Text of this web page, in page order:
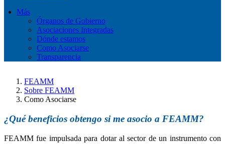
Más
Órganos de Gobierno
Asociaciones Integradas
Dónde estamos
Como Asociarse
Transparencia
FEAMM
Sobre FEAMM
Como Asociarse
¿Qué beneficios obtengo si me asocio a FEAMM?
FEAMM fue impulsada para dotar al sector de un instrumento con